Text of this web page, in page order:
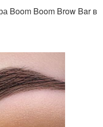
Boom Boom Brow Bar в